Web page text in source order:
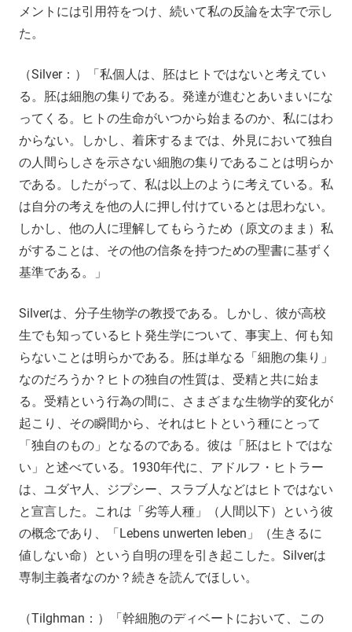
メントには引用符をつけ、続いて私の反論を太字で示し
た。
（Silver：）「私個人は、胚はヒトではないと考えてい
る。胚は細胞の集りである。発達が進むとあいまいにな
ってくる。ヒトの生命がいつから始まるのか、私にはわ
からない。しかし、着床するまでは、外見において独自
の人間らしさを示さない細胞の集りであることは明らか
である。したがって、私は以上のように考えている。私
は自分の考えを他の人に押し付けているとは思わない。
しかし、他の人に理解してもらうため（原文のまま）私
がすることは、その他の信条を持つための聖書に基ずく
基準である。」
Silverは、分子生物学の教授である。しかし、彼が高校
生でも知っているヒト発生学について、事実上、何も知
らないことは明らかである。胚は単なる「細胞の集り」
なのだろうか？ヒトの独自の性質は、受精と共に始ま
る。受精という行為の間に、さまざまな生物学的変化が
起こり、その瞬間から、それはヒトという種にとって
「独自のもの」となるのである。彼は「胚はヒトではな
い」と述べている。1930年代に、アドルフ・ヒトラー
は、ユダヤ人、ジプシー、スラブ人などはヒトではない
と宣言した。これは「劣等人種」（人間以下）という彼
の概念であり、「Lebens unwerten leben」（生きるに
値しない命）という自明の理を引き起こした。Silverは
専制主義者なのか？続きを読んでほしい。
（Tilghman：）「幹細胞のディベートにおいて、この